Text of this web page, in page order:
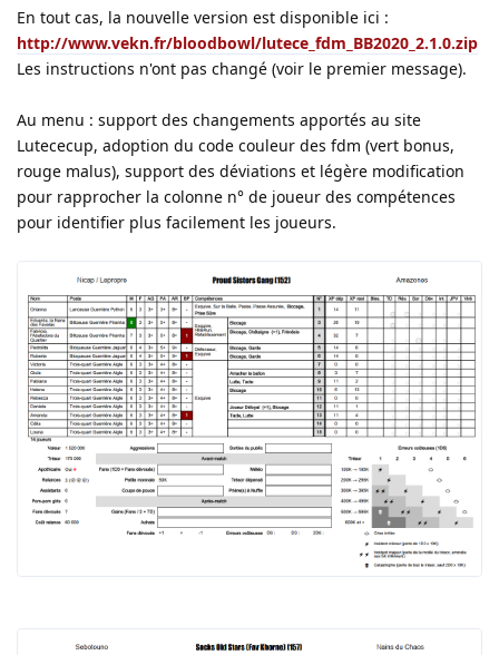
En tout cas, la nouvelle version est disponible ici :
http://www.vekn.fr/bloodbowl/lutece_fdm_BB2020_2.1.0.zip
Les instructions n'ont pas changé (voir le premier message).
Au menu : support des changements apportés au site
Lutececup, adoption du code couleur des fdm (vert bonus,
rouge malus), support des déviations et légère modification
pour rapprocher la colonne n° de joueur des compétences
pour identifier plus facilement les joueurs.